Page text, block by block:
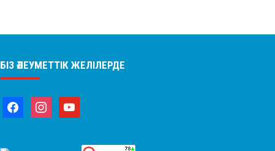
БІЗ ӘЛЕУМЕТТІК ЖЕЛІЛЕРДЕ